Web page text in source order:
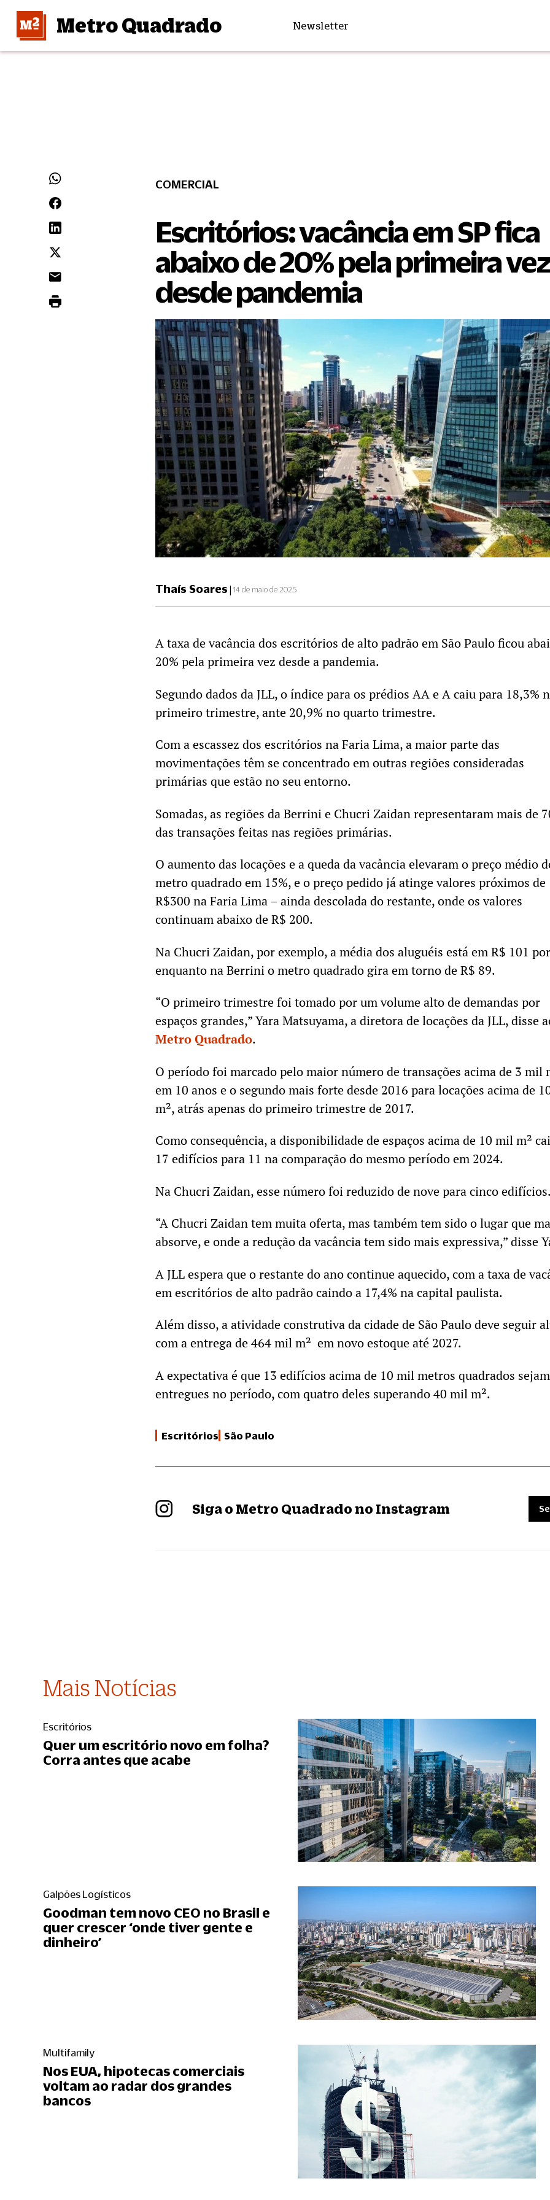
Metro Quadrado Newsletter
COMERCIAL
Escritórios: vacância em SP fica
abaixo de 20% pela primeira vez
desde pandemia
Thaís Soares| 14 de maio de 2025
A taxa de vacância dos escritórios de alto padrão em São Paulo ficou
20% pela primeira vez desde a pandemia.
Segundo dados da JLL, o índice para os prédios AA e A caiu para 18,3%
primeiro trimestre, ante 20,9% no quarto trimestre.
Com a escassez dos escritórios na Faria Lima, a maior parte das
movimentações têm se concentrado em outras regiões consideradas
primárias que estão no seu entorno.
Somadas, as regiões da Berrini e Chucri Zaidan representaram mais de
das transações feitas nas regiões primárias.
O aumento das locações e a queda da vacância elevaram o preço médio
metro quadrado em 15%, e o preço pedido já atinge valores próximos de
R$300 na Faria Lima – ainda descolada do restante, onde os valores
continuam abaixo de R$ 200.
Na Chucri Zaidan, por exemplo, a média dos aluguéis está em R$ 101
enquanto na Berrini o metro quadrado gira em torno de R$ 89.
“O primeiro trimestre foi tomado por um volume alto de demandas por
espaços grandes,” Yara Matsuyama, a diretora de locações da JLL, disse
Metro Quadrado.
O período foi marcado pelo maior número de transações acima de 3 mil
em 10 anos e o segundo mais forte desde 2016 para locações acima de
m², atrás apenas do primeiro trimestre de 2017.
Como consequência, a disponibilidade de espaços acima de 10 mil m²
17 edifícios para 11 na comparação do mesmo período em 2024.
Na Chucri Zaidan, esse número foi reduzido de nove para cinco
“A Chucri Zaidan tem muita oferta, mas também tem sido o lugar que
absorve, e onde a redução da vacância tem sido mais expressiva,” disse
A JLL espera que o restante do ano continue aquecido, com a taxa de
em escritórios de alto padrão caindo a 17,4% na capital paulista.
Além disso, a atividade construtiva da cidade de São Paulo deve seguir
com a entrega de 464 mil m² em novo estoque até 2027.
A expectativa é que 13 edifícios acima de 10 mil metros quadrados sejam
entregues no período, com quatro deles superando 40 mil m².
Escritórios São Paulo
Siga o Metro Quadrado no Instagram
Mais Notícias
Escritórios
Quer um escritório novo em folha?
Corra antes que acabe
Galpões Logísticos
Goodman tem novo CEO no Brasil e
quer crescer ‘onde tiver gente e
dinheiro’
Multifamily
Nos EUA, hipotecas comerciais
voltam ao radar dos grandes
bancos